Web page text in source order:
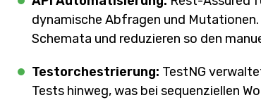
dynamische Abfragen und
Schemata und reduzieren so den
Testorchestrierung: TestNG
Tests hinweg, was bei sequenziellen